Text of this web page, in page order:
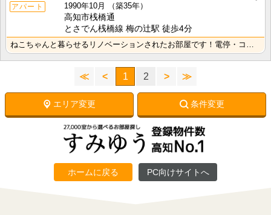
アパート
1990年10月
（築35年）
高知市桟橋通
とさでん桟橋線 梅の辻駅 徒歩4分
ねこちゃんと暮らせるリノベーションされたお部屋です！電停・コンビニ徒歩圏内で生活に便利な立地です！
≪ < 1 2 > ≫
エリア変更 条件変更
ホームに戻る PC向けサイトへ